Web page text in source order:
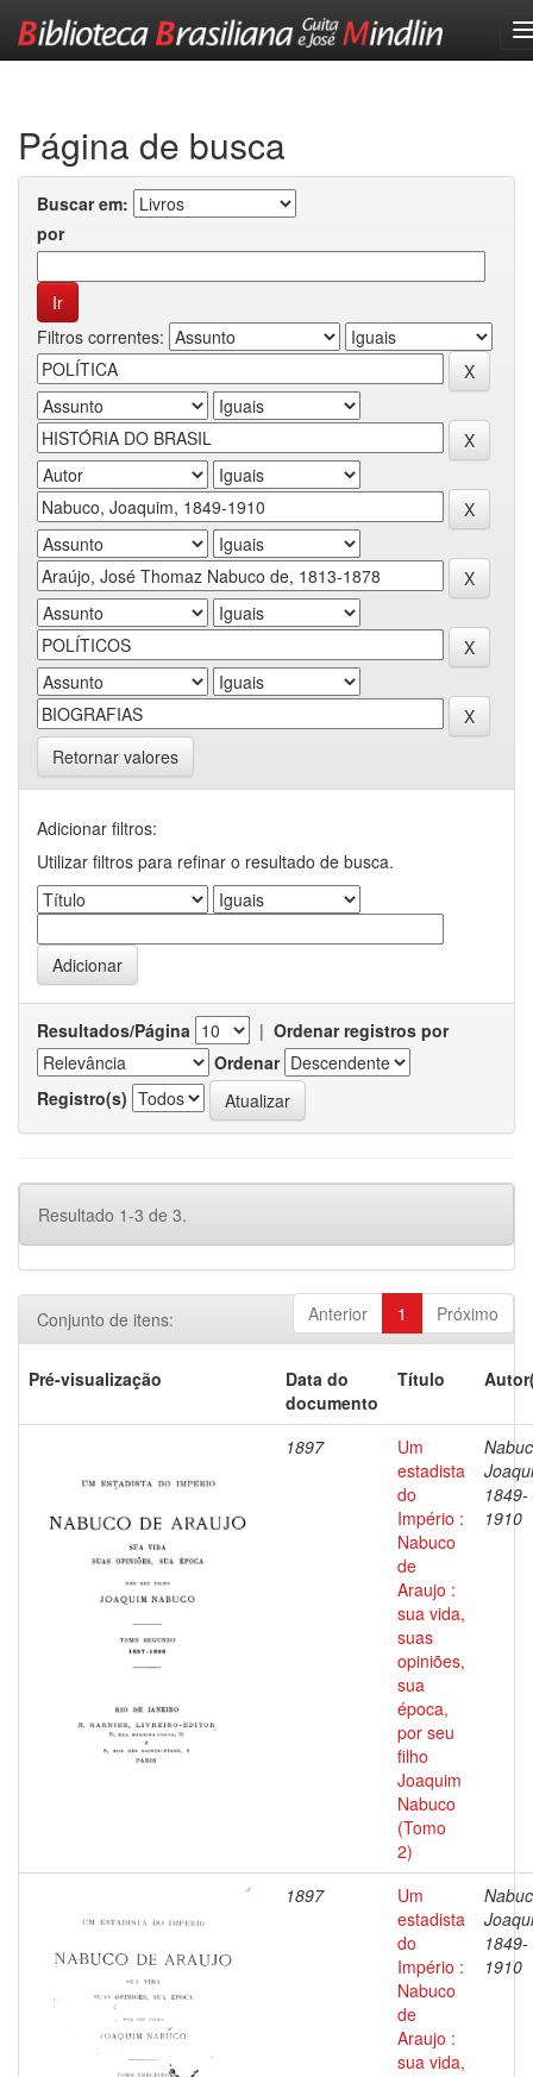
Página de busca
Buscar em:
por
Filtros correntes:
Retornar valores
Adicionar filtros:
Utilizar filtros para refinar o resultado de busca.
Resultados/Página | Ordenar registros por
Ordenar
Registro(s)
Resultado 1-3 de 3.
Anterior 1 Próximo
Conjunto de itens:
Pré-visualização
Data do
documento
Título
1897
Um
estadista
do
Império :
Nabuco
de
Araujo :
sua vida,
suas
opiniões,
sua
época,
por seu
filho
Joaquim
Nabuco
(Tomo
2)
1849-
1910
1897
Um
estadista
do
Império :
Nabuco
de
Araujo :
sua vida,
1849-
1910